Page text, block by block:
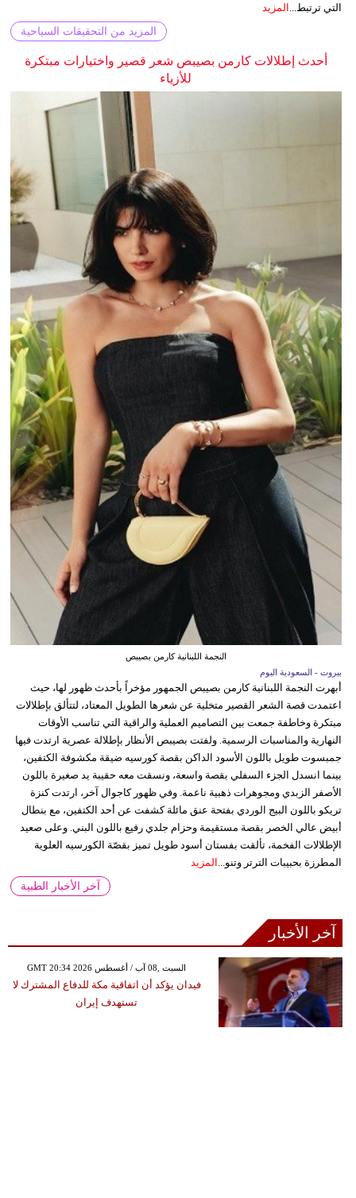
التي ترتبط...
المزيد
المزيد من التحقيقات السياحية
أحدث إطلالات كارمن بصيبص شعر قصير واختيارات مبتكرة
للأزياء
النجمة اللبنانية كارمن بصيبص
بيروت - السعودية اليوم
أبهرت النجمة اللبنانية كارمن بصيبص الجمهور مؤخراً بأحدث ظهور لها، حيث
اعتمدت قصة الشعر القصير متخلية عن شعرها الطويل المعتاد، لتتألق بإطلالات
مبتكرة وخاطفة جمعت بين التصاميم العملية والراقية التي تناسب الأوقات
النهارية والمناسبات الرسمية. ولفتت بصيبص الأنظار بإطلالة عصرية ارتدت فيها
جمبسوت طويل باللون الأسود الداكن بقصة كورسيه ضيقة مكشوفة الكتفين،
بينما انسدل الجزء السفلي بقصة واسعة، ونسقت معه حقيبة يد صغيرة باللون
الأصفر الزبدي ومجوهرات ذهبية ناعمة. وفي ظهور كاجوال آخر، ارتدت كنزة
تريكو باللون البيج الوردي بفتحة عنق مائلة كشفت عن أحد الكتفين، مع بنطال
أبيض عالي الخصر بقصة مستقيمة وحزام جلدي رفيع باللون البني. وعلى صعيد
الإطلالات الفخمة، تألقت بفستان أسود طويل تميز بقصّة الكورسيه العلوية
المطرزة بحبيبات الترتر وتنو...
المزيد
آخر الأخبار الطبية
آخر الأخبار
GMT 20:34 2026 السبت ,08 آب / أغسطس
فيدان يؤكد أن اتفاقية مكة للدفاع المشترك لا
تستهدف إيران